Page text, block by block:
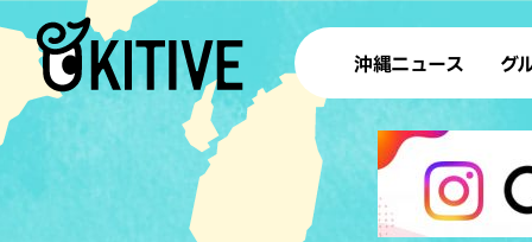
沖縄ニュース グ
ラ
テイ
すし